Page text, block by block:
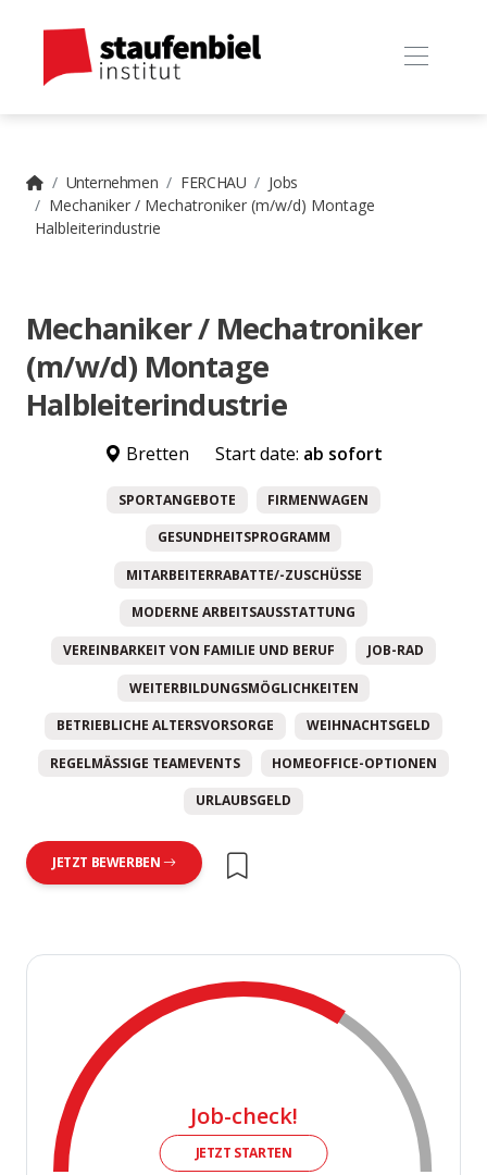
Unternehmen FERCHAU
Jobs
Mechaniker / Mechatroniker (m/w/d) Montage
Halbleiterindustrie
Mechaniker / Mechatroniker
(m/w/d) Montage
Halbleiterindustrie
Bretten Start date: ab sofort
SPORTANGEBOTE FIRMENWAGEN
GESUNDHEITSPROGRAMM
MITARBEITERRABATTE/-ZUSCHÜSSE
MODERNE ARBEITSAUSSTATTUNG
VEREINBARKEIT VON FAMILIE UND BERUF JOB-RAD
WEITERBILDUNGSMÖGLICHKEITEN
BETRIEBLICHE ALTERSVORSORGE WEIHNACHTSGELD
REGELMÄSSIGE TEAMEVENTS HOMEOFFICE-OPTIONEN
URLAUBSGELD
JETZT BEWERBEN
Job-check!
JETZT STARTEN